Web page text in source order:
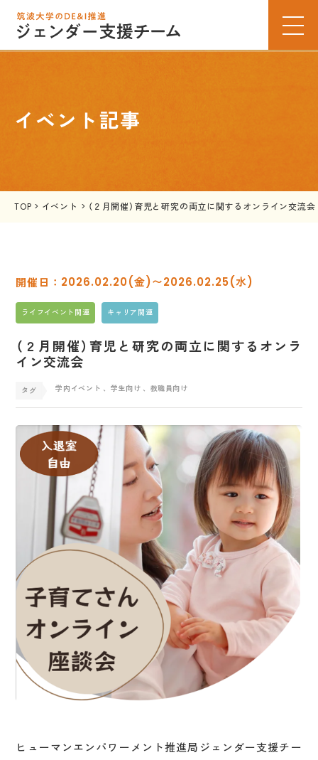
イベント記事
TOP > イベント > （２月開催）育児と研究の両立に関するオンライン交流会
2026.02.20(金)〜2026.02.25(水)
ライフイベント関連 キャリア関連
（２月開催）育児と研究の両立に関するオンラ
イン交流会
学内イベント 、学生向け 、教職員向け
ヒューマンエンパワーメント推進局ジェンダー支援チー